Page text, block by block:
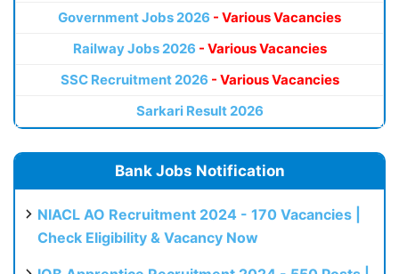
Government Jobs 2026 - Various Vacancies
Railway Jobs 2026 - Various Vacancies
SSC Recruitment 2026 - Various Vacancies
Sarkari Result 2026
Bank Jobs Notification
NIACL AO Recruitment 2024 - 170 Vacancies |
Check Eligibility & Vacancy Now